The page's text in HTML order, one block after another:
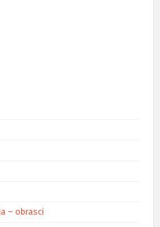
– obrasci